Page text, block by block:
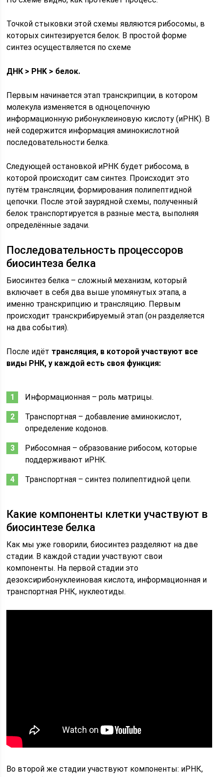
Точкой стыковки этой схемы являются рибосомы, в
которых синтезируется белок. В простой форме
синтез осуществляется по схеме
ДНК > PHK > белок.
Первым начинается этап транскрипции, в котором
молекула изменяется в одноцепочную
информационную рибонуклеиновую кислоту (иРНК). В
ней содержится информация аминокислотной
последовательности белка.
Следующей остановкой иРНК будет рибосома, в
которой происходит сам синтез. Происходит это
путём трансляции, формирования полипептидной
цепочки. После этой заурядной схемы, полученный
белок транспортируется в разные места, выполняя
определённые задачи.
Последовательность процессоров
биосинтеза белка
Биосинтез белка – сложный механизм, который
включает в себя два выше упомянутых этапа, а
именно транскрипцию и трансляцию. Первым
происходит транскрибируемый этап (он разделяется
на два события).
После идёт трансляция, в которой участвуют все
виды РНК, у каждой есть своя функция:
Информационная – роль матрицы.
Транспортная – добавление аминокислот,
определение кодонов.
Рибосомная – образование рибосом, которые
поддерживают иРНК.
Транспортная – синтез полипептидной цепи.
Какие компоненты клетки участвуют в
биосинтезе белка
Как мы уже говорили, биосинтез разделяют на две
стадии. В каждой стадии участвуют свои
компоненты. На первой стадии это
дезоксирибонуклеиновая кислота, информационная и
транспортная РНК, нуклеотиды.
Во второй же стадии участвуют компоненты: иРНК,